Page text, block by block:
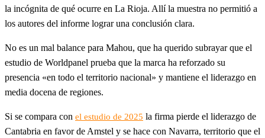
la incógnita de qué ocurre en La Rioja. Allí la muestra no permitió a
los autores del informe lograr una conclusión clara.
No es un mal balance para Mahou, que ha querido subrayar que el
estudio de Worldpanel prueba que la marca ha reforzado su
presencia «en todo el territorio nacional» y mantiene el liderazgo en
media docena de regiones.
Si se compara con el estudio de 2025 la firma pierde el liderazgo de
Cantabria en favor de Amstel y se hace con Navarra, territorio que el